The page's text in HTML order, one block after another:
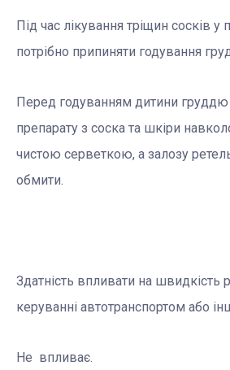
Під час лікування тріщин сосків у
потрібно припиняти годування
Перед годуванням дитини
препарату з соска та шкіри
чистою серветкою, а залозу
обмити.
Здатність впливати на швидкість
керуванні автотранспортом або
Не впливає.